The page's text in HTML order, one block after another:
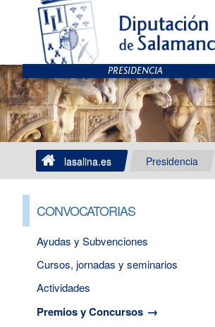
lasalina.es Presidencia
CONVOCATORIAS
Ayudas y Subvenciones
Cursos, jornadas y seminarios
Actividades
Premios y Concursos